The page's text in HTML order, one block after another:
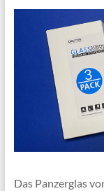
Das Panzerglas